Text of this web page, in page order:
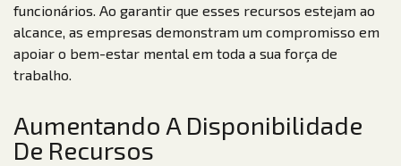
funcionários. Ao garantir que esses recursos estejam ao
alcance, as empresas demonstram um compromisso em
apoiar o bem-estar mental em toda a sua força de
trabalho.
Aumentando A Disponibilidade
De Recursos